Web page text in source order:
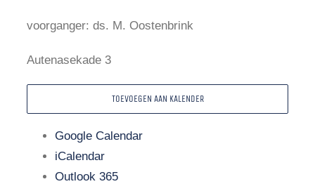
voorganger: ds. M. Oostenbrink
Autenasekade 3
TOEVOEGEN AAN KALENDER
Google Calendar
iCalendar
Outlook 365